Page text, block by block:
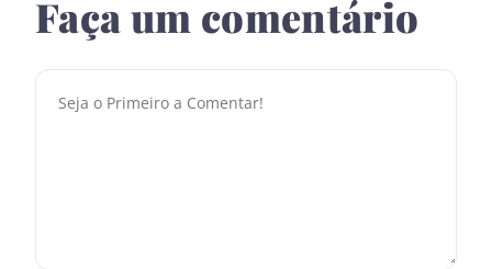
Faça um comentário